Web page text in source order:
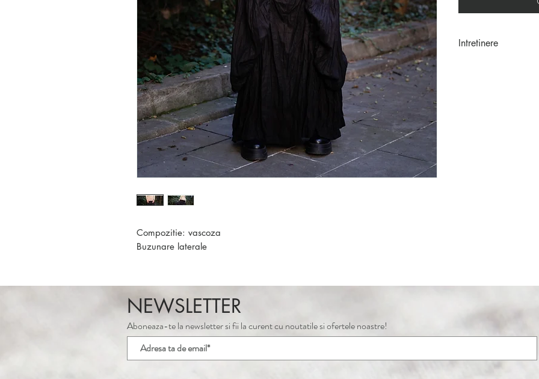
Compozitie: vascoza
Buzunare laterale
Intretinere
NEWSLETTER
Aboneaza-te la newsletter si fii la curent cu noutatile si ofertele noastre!